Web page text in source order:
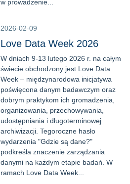
w prowadzenie...
2026-02-09
Love Data Week 2026
W dniach 9-13 lutego 2026 r. na całym
świecie obchodzony jest Love Data
Week – międzynarodowa inicjatywa
poświęcona danym badawczym oraz
dobrym praktykom ich gromadzenia,
organizowania, przechowywania,
udostępniania i długoterminowej
archiwizacji. Tegoroczne hasło
wydarzenia "Gdzie są dane?"
podkreśla znaczenie zarządzania
danymi na każdym etapie badań. W
ramach Love Data Week...